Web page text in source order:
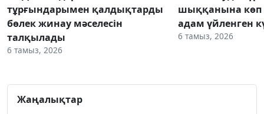
тұрғындарымен қалдықтарды
бөлек жинау мәселесін
талқылады
6 тамыз, 2026
шыққанына көп
адам үйленген
6 тамыз, 2026
Жаңалықтар